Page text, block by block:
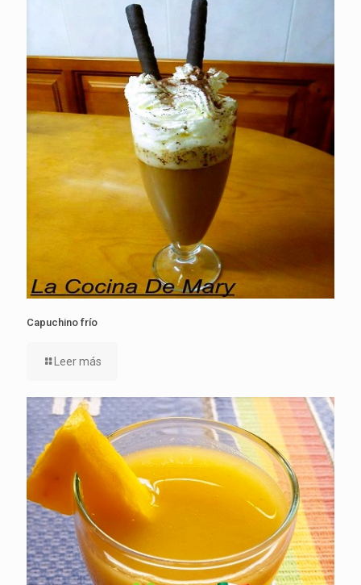
Capuchino frío
Leer más